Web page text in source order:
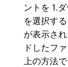
ントを 1.
を選択す
が表示さ
ドしたフ
上の方法